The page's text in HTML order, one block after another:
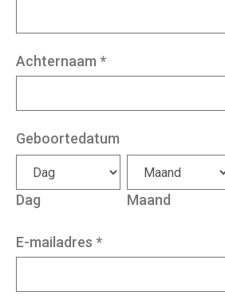
Achternaam *
Geboortedatum
Dag Maand
E-mailadres *